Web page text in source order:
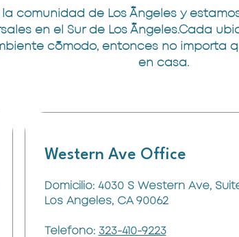
comunidad de Los Ángeles y
en el Sur de Los Ángeles.Cada
cómodo, entonces no importa
en casa.
Western Ave Office
Domicilio: 4030 S Western Ave,
Los Angeles, CA 90062
Telefono: 323-410-9223